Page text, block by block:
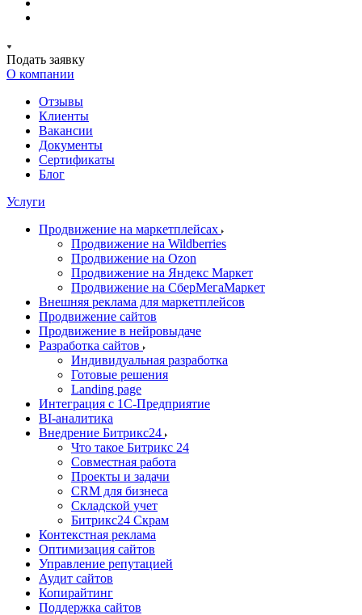
Подать заявку
О компании
Отзывы
Клиенты
Вакансии
Документы
Сертификаты
Блог
Услуги
Продвижение на маркетплейсах
Продвижение на Wildberries
Продвижение на Ozon
Продвижение на Яндекс Маркет
Продвижение на СберМегаМаркет
Внешняя реклама для маркетплейсов
Продвижение сайтов
Продвижение в нейровыдаче
Разработка сайтов
Индивидуальная разработка
Готовые решения
Landing page
Интеграция с 1С-Предприятие
BI-аналитика
Внедрение Битрикс24
Что такое Битрикс 24
Совместная работа
Проекты и задачи
СRМ для бизнеса
Складской учет
Битрикс24 Скрам
Контекстная реклама
Оптимизация сайтов
Управление репутацией
Аудит сайтов
Копирайтинг
Поддержка сайтов